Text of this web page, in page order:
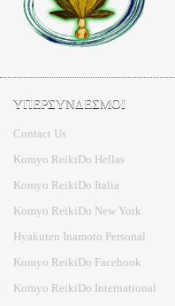
ΥΠΕΡΣΥΝΔΕΣΜΟΙ
Contact Us
Komyo ReikiDo Hellas
Komyo ReikiDo Italia
Komyo ReikiDo New York
Hyakuten Inamoto Personal
Komyo ReikiDo Facebook
Komyo ReikiDo International